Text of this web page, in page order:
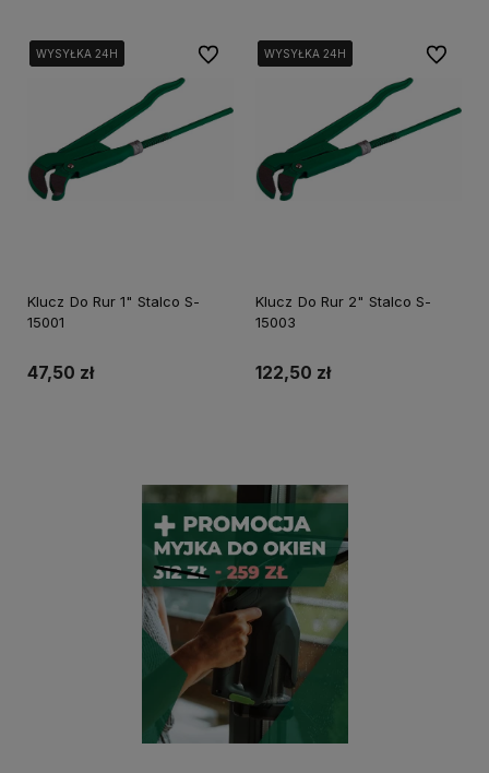
WYSYŁKA 24H
WYSYŁKA 24H
WYSYŁKA 24H
Klucz Do Rur 1" Stalco S-
15001
47,50 zł
Do ulubionychWYSYŁKA 24H
WYSYŁKA 24H
WYSYŁKA 24H
Klucz Do Rur 2" Stalco S-
15003
122,50 zł
Do